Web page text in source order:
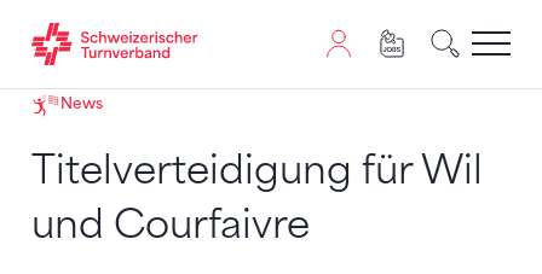
Zum Inhalt springen
Zur Sitemap navigieren
Zum Navigieren dieser Seite wird JavaScript benötigt.
News
Titelverteidigung für Wil
und Courfaivre